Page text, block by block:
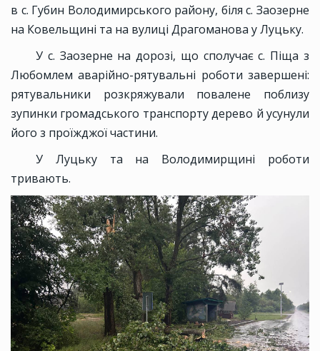
в с. Губин Володимирського району, біля с. Заозерне
на Ковельщині та на вулиці Драгоманова у Луцьку.
У с. Заозерне на дорозі, що сполучає с. Піща з
Любомлем аварійно-рятувальні роботи завершені:
рятувальники розкряжували повалене поблизу
зупинки громадського транспорту дерево й усунули
його з проїжджої частини.
У Луцьку та на Володимирщині роботи
тривають.